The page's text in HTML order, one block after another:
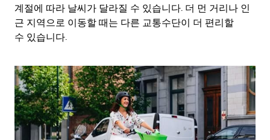
면
Esc
키
를
르
세
요.
계절에 따라 날씨가 달라질 수 있습니다. 더 먼 거리나 인
근 지역으로 이동할 때는 다른 교통수단이 더 편리할
수 있습니다.